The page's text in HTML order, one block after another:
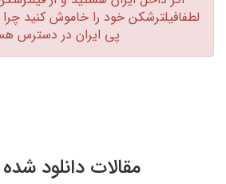
لطفافیلترشکن خود را خاموش کنید چرا
پی ایران در دسترس
مقالات دانلود شده